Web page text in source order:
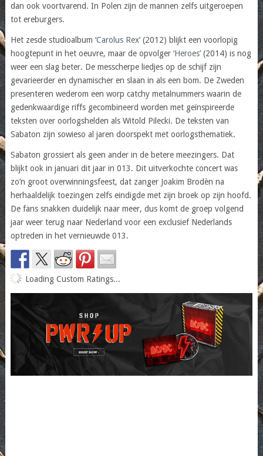
dan ook voortvarend. In Polen zijn de mannen zelfs uitgeroepen
tot ereburgers.
Het zesde studioalbum ‘Carolus Rex’ (2012) blijkt een voorlopig
hoogtepunt in het oeuvre, maar de opvolger ‘Heroes’ (2014) is nog
weer een slag beter. De messcherpe liedjes op de schijf zijn
gevarieerder en dynamischer en slaan in als een bom. De Zweden
presenteren wederom een worp catchy metalnummers waarin de
gedenkwaardige riffs gecombineerd worden met geïnspireerde
teksten over oorlogshelden als Witold Pilecki. De teksten van
Sabaton zijn sowieso al jaren doorspekt met oorlogsthematiek.
Sabaton grossiert als geen ander in de betere meezingers. Dat
blijkt ook in januari dit jaar in 013. Dit uitverkochte concert was
zo’n groot overwinningsfeest, dat zanger Joakim Brodèn na
herhaaldelijk toezingen zelfs eindigde met zijn broek op zijn hoofd.
De fans snakken duidelijk naar meer, dus komt de groep volgend
jaar weer terug naar Nederland voor een exclusief Nederlands
optreden in het vernieuwde 013.
Loading Custom Ratings...